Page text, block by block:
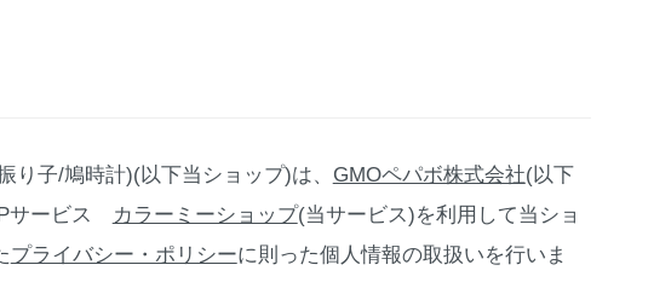
り子/鳩時計)(以下当ショップ)は、 GMOペパボ株式会社(以下
サービス
カラーミーショップ(当サービス)を利用して当ショ
プライバシー・ポリシーに則った個人情報の取扱いを行いま